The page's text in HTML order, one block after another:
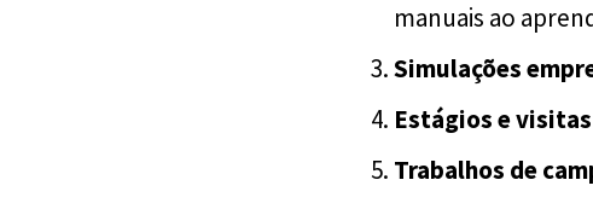
manuais ao
Simulações
Estágios e
Trabalhos de